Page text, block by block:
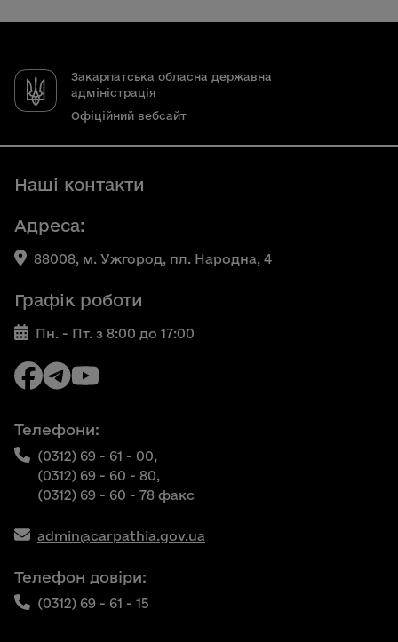
Закарпатська обласна державна
адміністрація
Офіційний вебсайт
Наші контакти
Адреса:
88008, м. Ужгород, пл. Народна, 4
Графік роботи
Пн. - Пт. з 8:00 до 17:00
Телефони:
(0312) 69 - 61 - 00,
(0312) 69 - 60 - 80,
(0312) 69 - 60 - 78 факс
admin@carpathia.gov.ua
Телефон довіри:
(0312) 69 - 61 - 15